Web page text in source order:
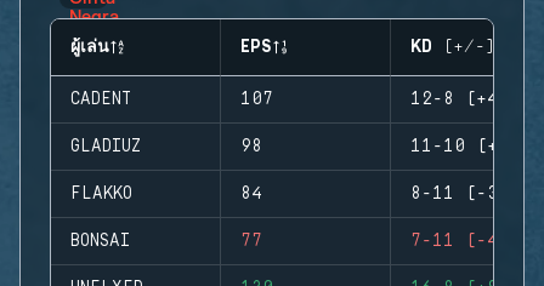
ผู้เล่น EPS KD (+/-)
CADENT 107 12-8 (+4)
GLADIUZ 98 11-10 (+1)
FLAKKO 84 8-11 (-3)
BONSAI 77 7-11 (-4)